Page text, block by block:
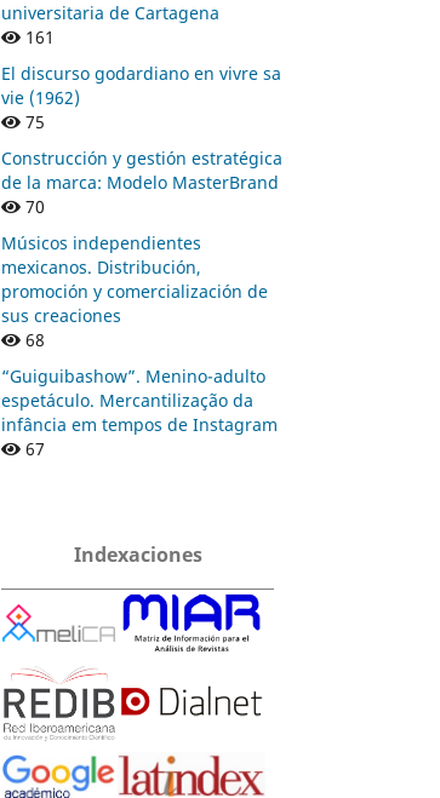
universitaria de Cartagena
161
El discurso godardiano en vivre sa
vie (1962)
75
Construcción y gestión estratégica
de la marca: Modelo MasterBrand
70
Músicos independientes
mexicanos. Distribución,
promoción y comercialización de
sus creaciones
68
“Guiguibashow”. Menino-adulto
espetáculo. Mercantilização da
infância em tempos de Instagram
67
Indexaciones